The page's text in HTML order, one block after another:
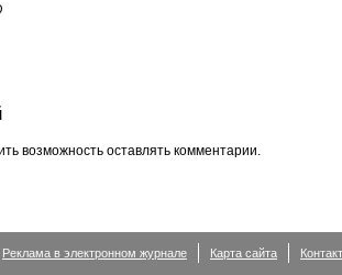
возможность оставлять комментарии.
Реклама в электронном журнале Карта сайта